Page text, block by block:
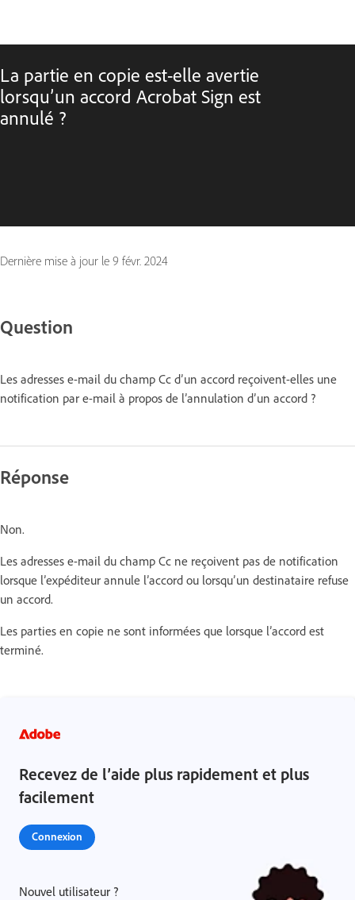
La partie en copie est-elle avertie
lorsqu’un accord Acrobat Sign est
annulé ?
Dernière mise à jour le 9 févr. 2024
Question
Les adresses e-mail du champ Cc d’un accord reçoivent-elles une
notification par e-mail à propos de l’annulation d’un accord ?
Réponse
Non.
Les adresses e-mail du champ Cc ne reçoivent pas de notification
lorsque l’expéditeur annule l’accord ou lorsqu’un destinataire refuse
un accord.
Les parties en copie ne sont informées que lorsque l’accord est
terminé.
Recevez de l’aide plus rapidement et plus
facilement
Connexion
Nouvel utilisateur ?